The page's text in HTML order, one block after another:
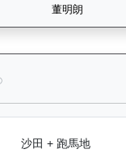
背背龍（H374）— 檔位